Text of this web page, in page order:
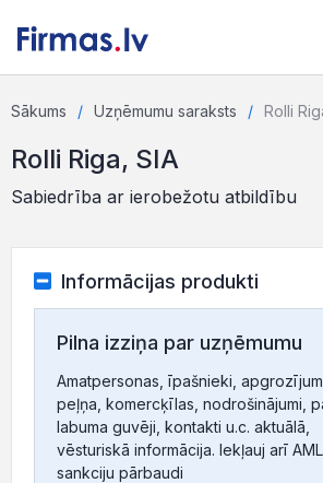
Sākums Uzņēmumu saraksts Rolli
Rolli Riga, SIA
Sabiedrība ar ierobežotu atbildību
Informācijas produkti
Pilna izziņa par uzņēmumu
Amatpersonas, īpašnieki,
peļņa, komercķīlas, nodrošinājumi,
labuma guvēji, kontakti u.c. aktuālā,
vēsturiskā informācija. Iekļauj arī
sankciju pārbaudi